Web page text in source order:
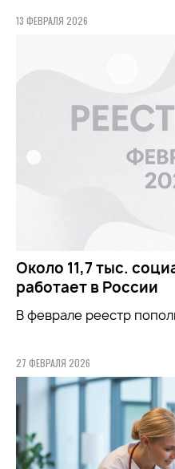
13 ФЕВРАЛЯ 2026
Около 11,7 тыс.
работает в России
В феврале реестр
27 ФЕВРАЛЯ 2026